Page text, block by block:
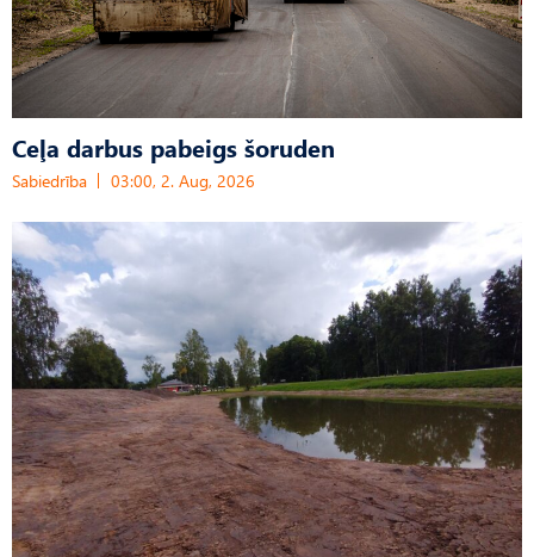
Ceļa darbus pabeigs šoruden
Sabiedrība 03:00, 2. Aug, 2026